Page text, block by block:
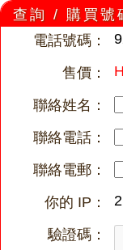
查詢 / 購買號
電話號碼：
售價：
聯絡姓名：
聯絡電話：
聯絡電郵：
你的 IP：
驗證碼：